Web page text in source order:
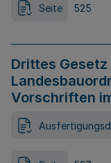
Seite 525
Drittes
Vorschriften